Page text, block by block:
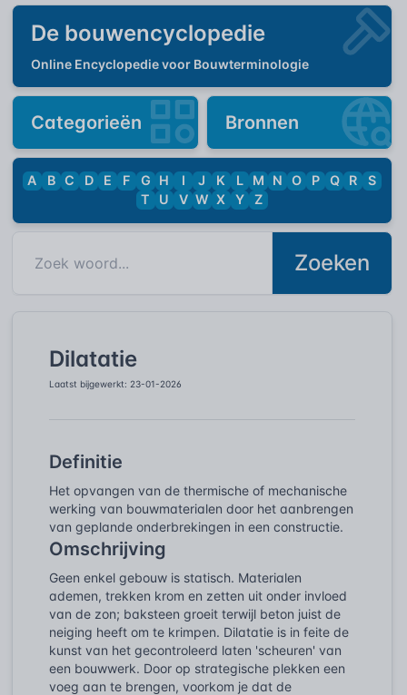
De bouwencyclopedie
Online Encyclopedie voor Bouwterminologie
Categorieën Bronnen
A B C D E F G H I J K L M N O P Q R
S
T
U V W X Y Z
Zoeken
Dilatatie
Laatst bijgewerkt: 23-01-2026
Definitie
Het opvangen van de thermische of mechanische
werking van bouwmaterialen door het aanbrengen
van geplande onderbrekingen in een constructie.
Omschrijving
Geen enkel gebouw is statisch. Materialen
ademen, trekken krom en zetten uit onder invloed
van de zon; baksteen groeit terwijl beton juist de
neiging heeft om te krimpen. Dilatatie is in feite de
kunst van het gecontroleerd laten 'scheuren' van
een bouwwerk. Door op strategische plekken een
voeg aan te brengen, voorkom je dat de